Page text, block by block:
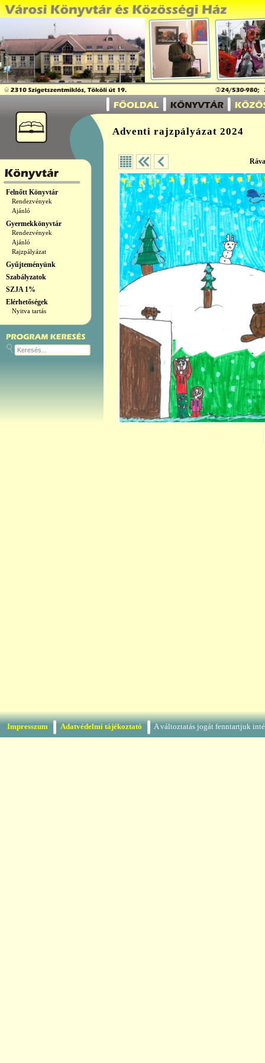
Felnőtt Könyvtár
Rendezvények
Ajánló
Gyermekkönyvtár
Rendezvények
Ajánló
Rajzpályázat
Gyűjteményünk
Szabályzatok
SZJA 1%
Elérhetőségek
Nyitva tartás
Adventi rajzpályázat 2024
Impresszum Adatvédelmi tájékoztató A változtatás jogát fenntartjuk